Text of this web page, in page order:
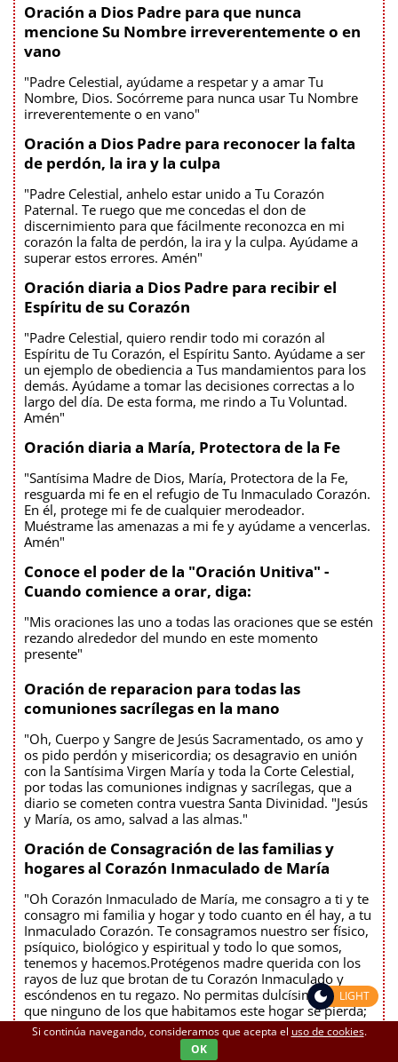
Oración a Dios Padre para que nunca
mencione Su Nombre irreverentemente o en
vano
"Padre Celestial, ayúdame a respetar y a amar Tu
Nombre, Dios. Socórreme para nunca usar Tu Nombre
irreverentemente o en vano"
Oración a Dios Padre para reconocer la falta
de perdón, la ira y la culpa
"Padre Celestial, anhelo estar unido a Tu Corazón
Paternal. Te ruego que me concedas el don de
discernimiento para que fácilmente reconozca en mi
corazón la falta de perdón, la ira y la culpa. Ayúdame a
superar estos errores. Amén"
Oración diaria a Dios Padre para recibir el
Espíritu de su Corazón
"Padre Celestial, quiero rendir todo mi corazón al
Espíritu de Tu Corazón, el Espíritu Santo. Ayúdame a ser
un ejemplo de obediencia a Tus mandamientos para los
demás. Ayúdame a tomar las decisiones correctas a lo
largo del día. De esta forma, me rindo a Tu Voluntad.
Amén"
Oración diaria a María, Protectora de la Fe
"Santísima Madre de Dios, María, Protectora de la Fe,
resguarda mi fe en el refugio de Tu Inmaculado Corazón.
En él, protege mi fe de cualquier merodeador.
Muéstrame las amenazas a mi fe y ayúdame a vencerlas.
Amén"
Conoce el poder de la "Oración Unitiva" -
Cuando comience a orar, diga:
"Mis oraciones las uno a todas las oraciones que se estén
rezando alrededor del mundo en este momento
presente"
Oración de reparacion para todas las
comuniones sacrílegas en la mano
"Oh, Cuerpo y Sangre de Jesús Sacramentado, os amo y
os pido perdón y misericordia; os desagravio en unión
con la Santísima Virgen María y toda la Corte Celestial,
por todas las comuniones indignas y sacrílegas, que a
diario se cometen contra vuestra Santa Divinidad. "Jesús
y María, os amo, salvad a las almas."
Oración de Consagración de las familias y
hogares al Corazón Inmaculado de María
"Oh Corazón Inmaculado de María, me consagro a ti y te
consagro mi familia y hogar y todo cuanto en él hay, a tu
Inmaculado Corazón. Te consagramos nuestro ser físico,
psíquico, biológico y espiritual y todo lo que somos,
tenemos y hacemos.Protégenos madre querida con los
rayos de luz que brotan de tu Corazón Inmaculado y
escóndenos en tu regazo. No permitas dulcísima Madre,
que ninguno de los que habitamos este hogar se pierda;
dadnos tu paz y fortaleza en los momentos difíciles de
nuestra prueba. Que nuestra fe en Dios y confianza en ti,
oh dulcísima Madre, sea el pasaporte que nos lleve
Si continúa navegando, consideramos que acepta el uso de cookies.
OK
LIGHT